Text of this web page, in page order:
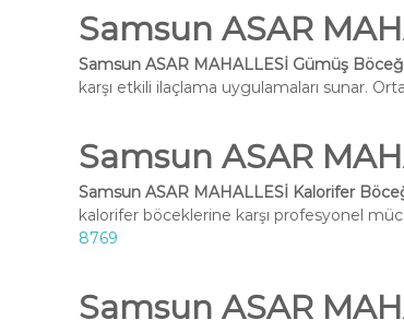
Samsun ASAR
Samsun ASAR MAHALLESİ Gümüş
karşı etkili ilaçlama uygulamaları sunar.
Samsun ASAR
Samsun ASAR MAHALLESİ Kalorifer
kalorifer böceklerine karşı profesyonel
8769
Samsun ASAR